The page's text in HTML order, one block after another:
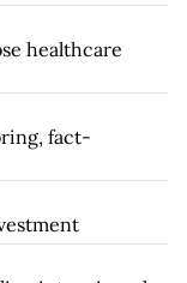
healthcare
fact-